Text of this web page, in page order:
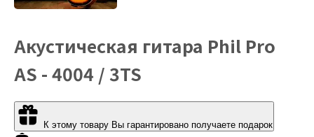
Акустическая гитара Phil Pro
AS - 4004 / 3TS
К этому товару Вы гарантировано получаете подарок